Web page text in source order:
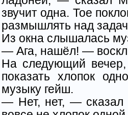
звучит одна. Тое
размышлять над
Из окна слышалась
— Ага, нашёл! —
На следующий вечер,
показать хлопок
музыку гейш.
— Нет, нет, — сказал